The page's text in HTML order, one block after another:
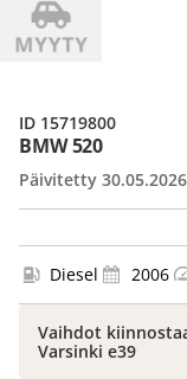
BMW 520
Päivitetty 30.05.2026
ID 15719800
Diesel 2006
Vaihdot
Varsinki e39